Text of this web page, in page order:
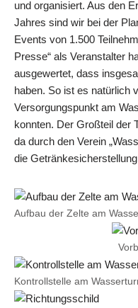
und organisiert. Aus den
Jahres sind wir bei der
Events von 1.500
Presse“ als Veranstalter
ausgewertet, dass
haben. So ist es natürlich
Versorgungspunkt am
konnten. Der Großteil der
da durch den Verein
die
Aufbau der Zelte am
Kontrollstelle am